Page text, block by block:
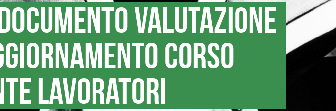
valutazione
corso
lavoratori